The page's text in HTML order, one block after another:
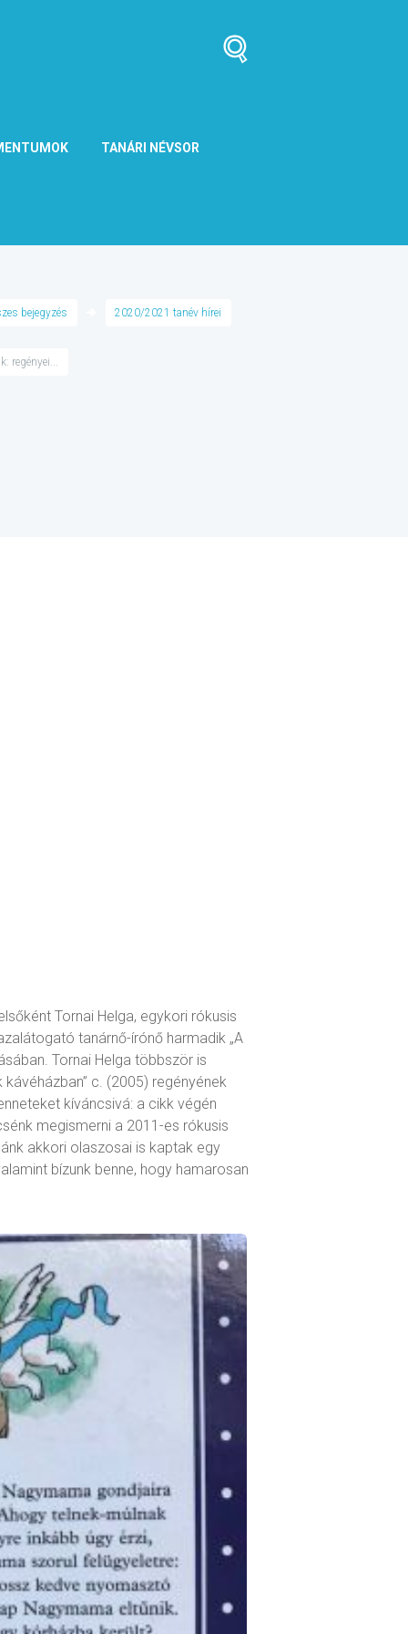
TANÁRI NÉVSOR
bejegyzés 2020/2021 tanév hírei
regényei...
Tornai Helga, egykori rókusis
tanárnő-írónő harmadik „A
Tornai Helga többször is
c. (2005) regényének
kíváncsivá: a cikk végén
megismerni a 2011-es rókusis
akkori olaszosai is kaptak egy
bízunk benne, hogy hamarosan